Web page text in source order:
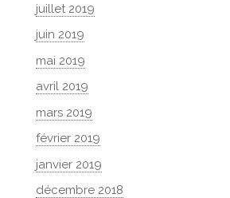
juillet 2019
juin 2019
mai 2019
avril 2019
mars 2019
février 2019
janvier 2019
décembre 2018